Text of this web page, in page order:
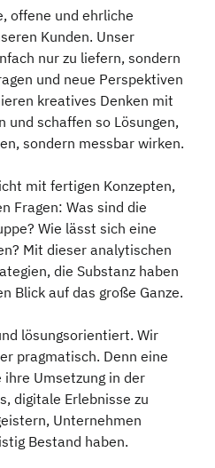
offene und ehrliche
Kunden. Unser
nur zu liefern, sondern
und neue Perspektiven
kreatives Denken mit
schaffen so Lösungen,
sondern messbar wirken.
mit fertigen Konzepten,
Fragen: Was sind die
Wie lässt sich eine
Mit dieser analytischen
die Substanz haben
Blick auf das große Ganze.
lösungsorientiert. Wir
pragmatisch. Denn eine
Umsetzung in der
digitale Erlebnisse zu
Unternehmen
Bestand haben.